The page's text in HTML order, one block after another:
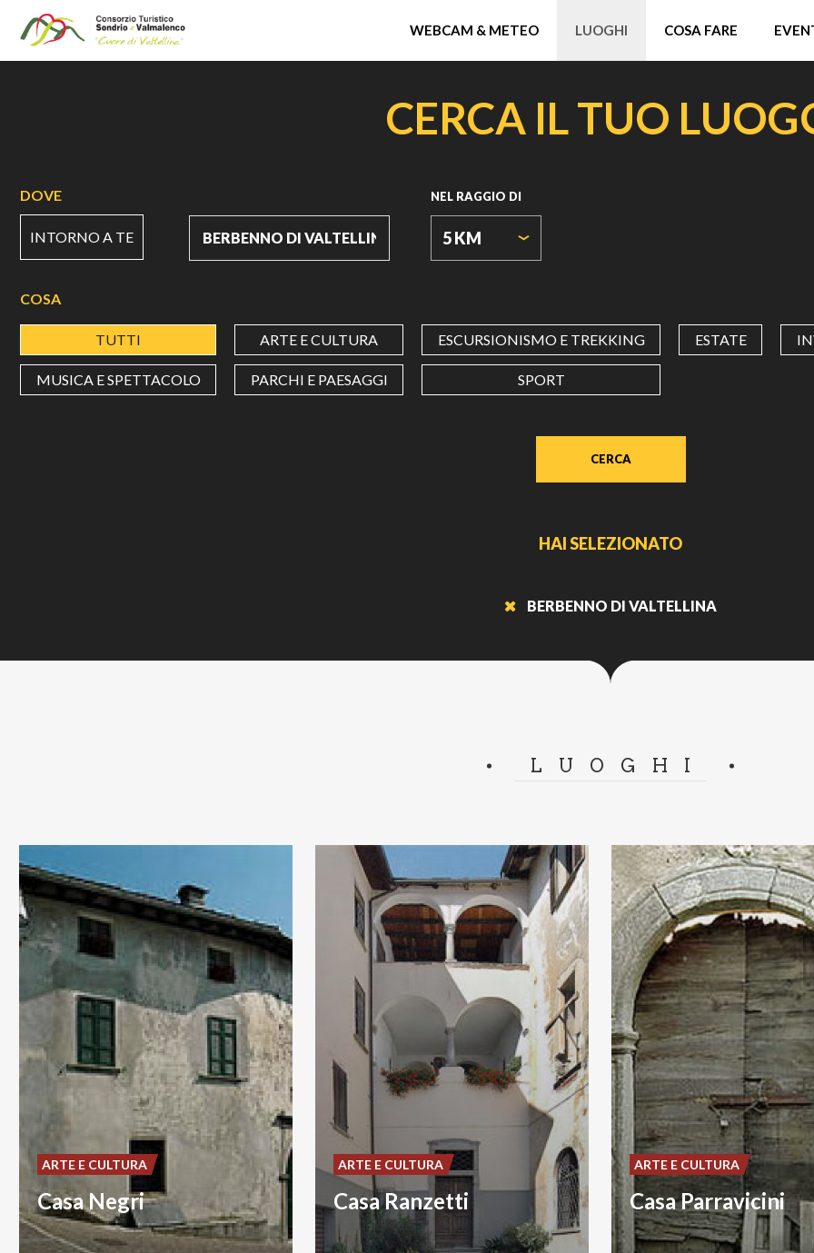
WEBCAM & METEO LUOGHI COSA FARE
CERCA IL TUO
DOVE
INTORNO A TE
NEL RAGGIO DI
5 KM
COSA
TUTTI ARTE E CULTURA ESCURSIONISMO E TREKKING ESTATE
MUSICA E SPETTACOLO PARCHI E PAESAGGI SPORT
CERCA
HAI SELEZIONATO
BERBENNO DI VALTELLINA
LUOGHI
Casa Negri
ARTE E CULTURA
Casa Ranzetti
ARTE E CULTURA
Casa Parravicini
ARTE E CULTURA